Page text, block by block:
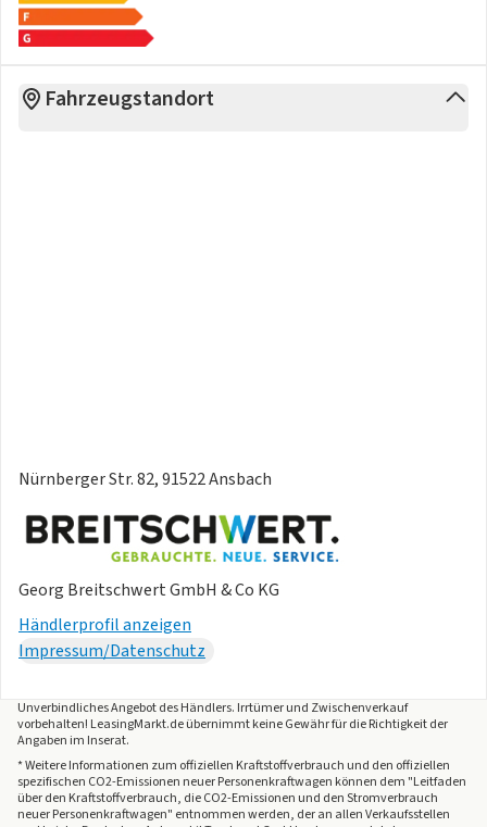
Fahrzeugstandort
Nürnberger Str. 82, 91522 Ansbach
Georg Breitschwert GmbH & Co KG
Händlerprofil anzeigen
Impressum/Datenschutz
Unverbindliches Angebot desHändlers. Irrtümer und Zwischenverkauf
vorbehalten! LeasingMarkt.de übernimmt keine Gewähr für die Richtigkeit der
Angaben im Inserat.
* Weitere Informationen zum offiziellen Kraftstoffverbrauch und den offiziellen
spezifischen CO2-Emissionen neuer Personenkraftwagen können dem "Leitfaden
über den Kraftstoffverbrauch, die CO2-Emissionen und den Stromverbrauch
neuer Personenkraftwagen" entnommen werden, der an allen Verkaufsstellen